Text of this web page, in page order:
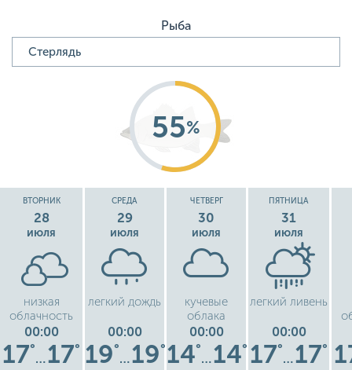
Рыба
55%
ВТОРНИК
28
июля
низкая
облачность
00:00
17°
…17°
СРЕДА
29
июля
легкий дождь
00:00
19°
…19°
ЧЕТВЕРГ
30
июля
кучевые
облака
00:00
14°
…14°
ПЯТНИЦА
31
июля
легкий ливень
00:00
17°
…17°